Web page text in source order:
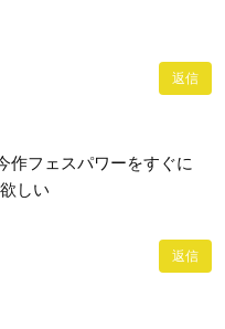
返信
作フェスパワーをすぐに
しい
返信